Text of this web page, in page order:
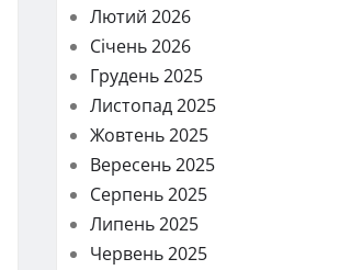
Лютий 2026
Січень 2026
Грудень 2025
Листопад 2025
Жовтень 2025
Вересень 2025
Серпень 2025
Липень 2025
Червень 2025